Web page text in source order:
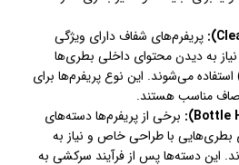
پریفرم‌های شفاف دارای ویژگی
به دیدن محتوای داخلی بطری‌ها
می‌شوند. این نوع پریفرم‌ها برای
مناسب هستند.
برخی از پریفرم‌ها دسته‌های
با طراحی خاص و نیاز به
این دسته‌ها پس از فرآیند سرکشی به